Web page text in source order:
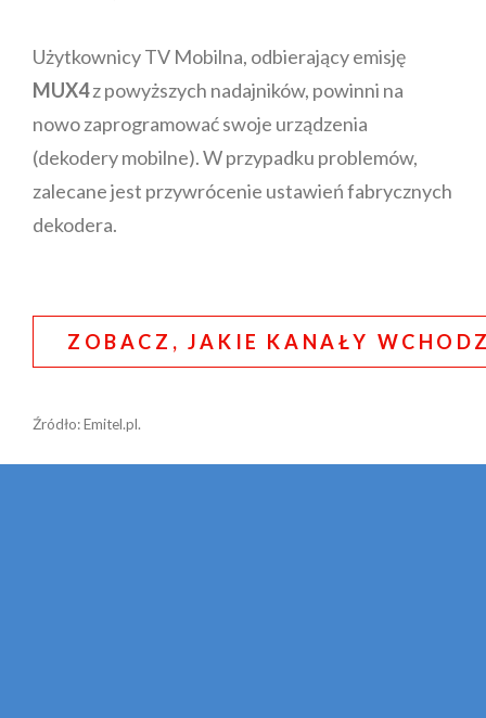
Użytkownicy TV Mobilna, odbierający emisję
MUX4z powyższych nadajników, powinni na
nowo zaprogramować swoje urządzenia
(dekodery mobilne). W przypadku problemów,
zalecane jest przywrócenie ustawień fabrycznych
dekodera.
ZOBACZ, JAKIE KANAŁY
Źródło: Emitel.pl.